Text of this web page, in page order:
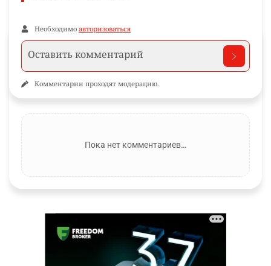
Необходимо авторизоваться
Комментарии проходят модерацию.
Пока нет комментариев…